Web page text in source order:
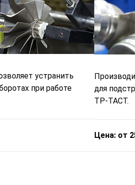
устранить
при работе
для
ТР-ТАСТ.
Цена: от